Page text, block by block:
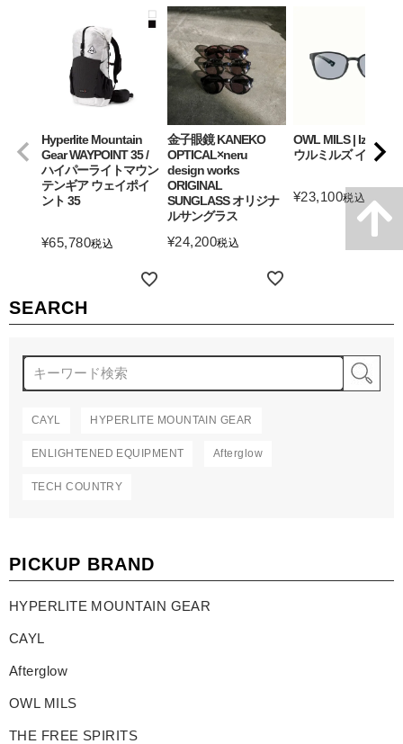
SEARCH
CAYL HYPERLITE MOUNTAIN GEAR
ENLIGHTENED EQUIPMENT Afterglow
TECH COUNTRY
PICKUP BRAND
HYPERLITE MOUNTAIN GEAR
CAYL
Afterglow
OWL MILS
THE FREE SPIRITS
Hyperlite Mountain
Gear WAYPOINT 35 /
ハイパーライトマウン
テンギア ウェイポイ
ント 35
¥65,780税込
金子眼鏡 KANEKO
OPTICAL×neru
design works
ORIGINAL
SUNGLASS オリジナ
ルサングラス
¥24,200税込
OWL MILS | Izanagi
ウルミルズ イザナギ
¥23,100税込
詳細を見る